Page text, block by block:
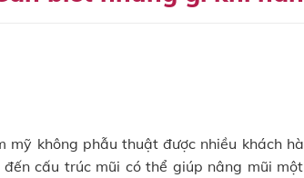
mỹ không phẫu thuật được nhiều khách
cấu trúc mũi có thể giúp nâng mũi